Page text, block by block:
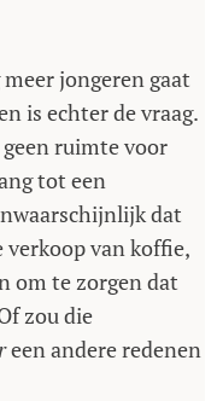
jongeren gaat
is echter de vraag.
ruimte voor
tot een
dat
van koffie,
om te zorgen dat
zou die
een andere redenen